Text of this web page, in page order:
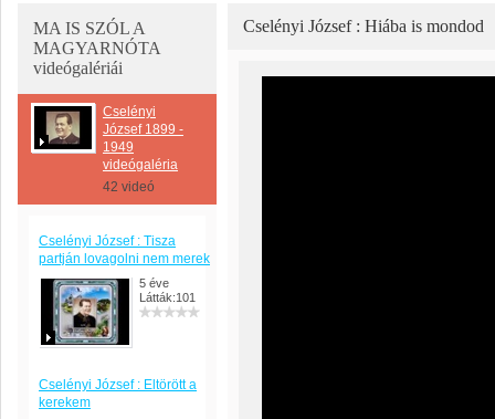
MA IS SZÓL A
MAGYARNÓTA
videógalériái
Cselényi
József 1899 -
1949
videógaléria
42 videó
Cselényi József : Tisza
partján lovagolni nem merek
5 éve
Látták:101
Cselényi József : Eltörött a
kerekem
Cselényi József : Hiába is mondod